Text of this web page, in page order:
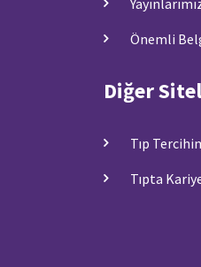
Önemli
Diğer
Tıp
Tıpta